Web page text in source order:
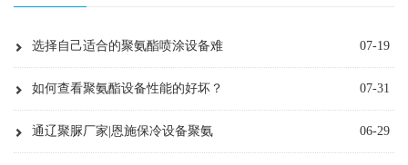
选择自己适合的聚氨酯喷涂设备难 07-19
如何查看聚氨酯设备性能的好坏？ 07-31
通辽聚脲厂家|恩施保冷设备聚氨 06-29